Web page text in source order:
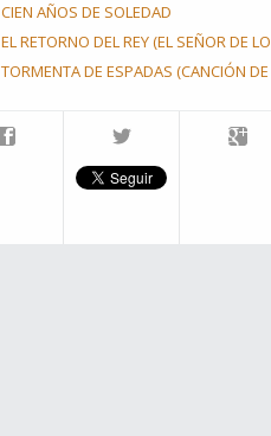
CIEN AÑOS DE SOLEDAD
EL RETORNO DEL REY (EL SEÑOR DE LOS ANILLOS, #3)
TORMENTA DE ESPADAS (CANCIÓN DE HIELO Y FUEGO III)